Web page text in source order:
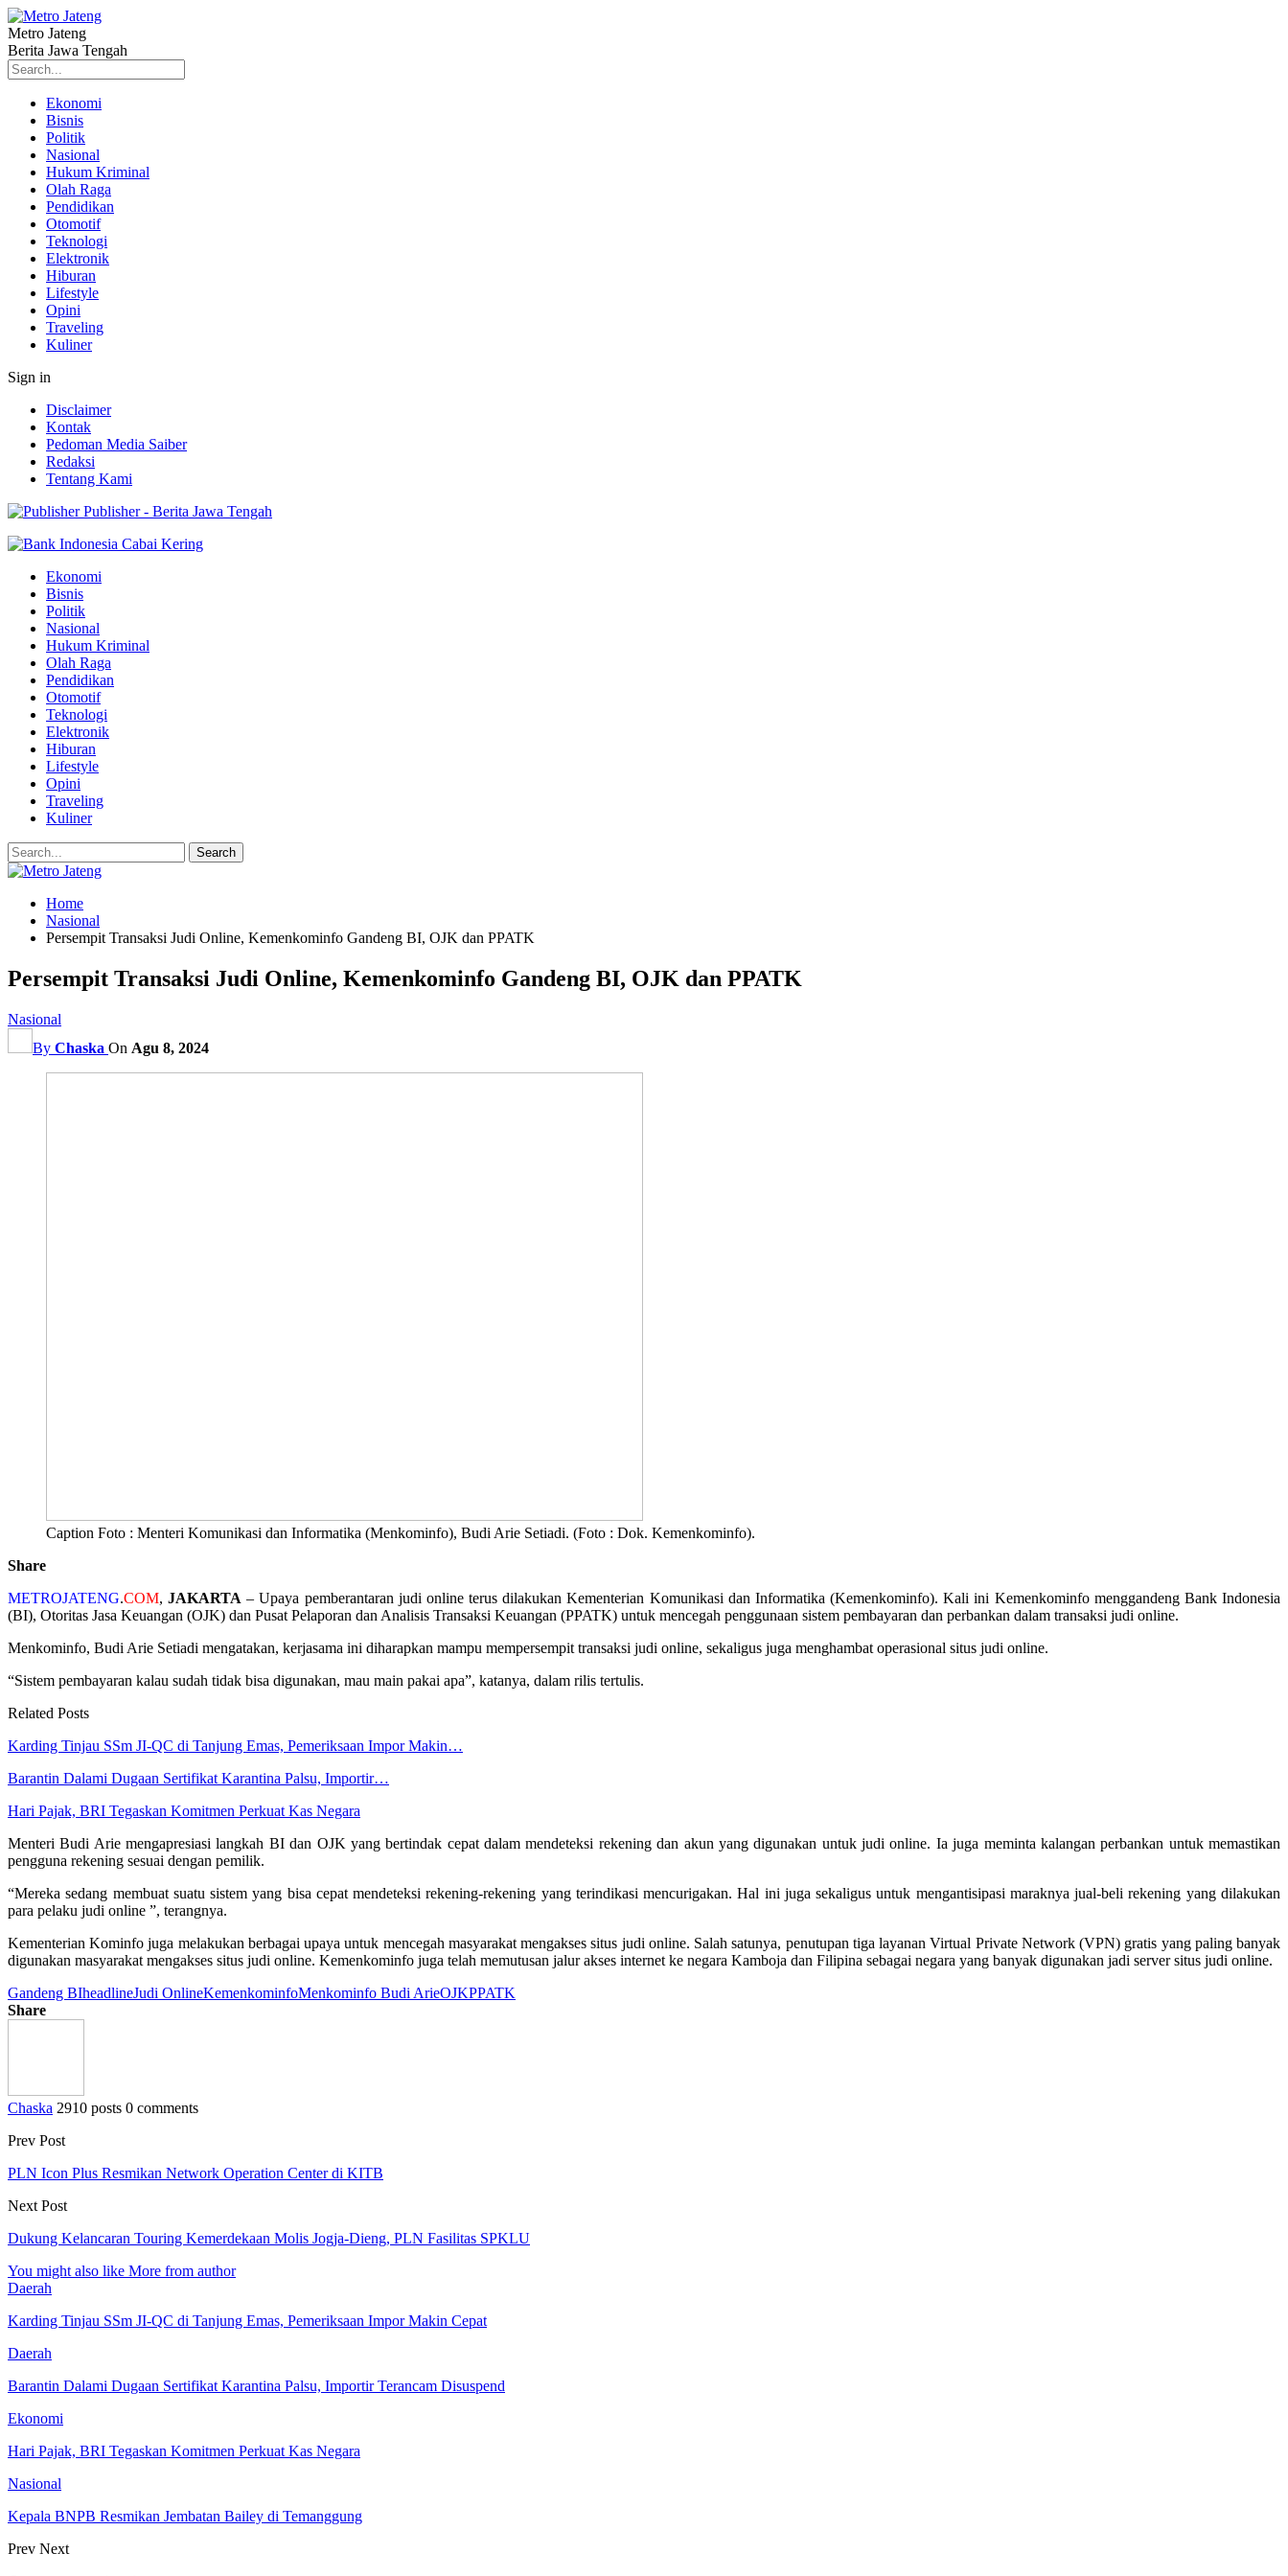
Metro Jateng
Berita Jawa Tengah
Ekonomi
Bisnis
Politik
Nasional
Hukum Kriminal
Olah Raga
Pendidikan
Otomotif
Teknologi
Elektronik
Hiburan
Lifestyle
Opini
Traveling
Kuliner
Sign in
Disclaimer
Kontak
Pedoman Media Saiber
Redaksi
Tentang Kami
Publisher - Berita Jawa Tengah
Ekonomi
Bisnis
Politik
Nasional
Hukum Kriminal
Olah Raga
Pendidikan
Otomotif
Teknologi
Elektronik
Hiburan
Lifestyle
Opini
Traveling
Kuliner
Home
Nasional
Persempit Transaksi Judi Online, Kemenkominfo Gandeng BI, OJK dan PPATK
Persempit Transaksi Judi Online, Kemenkominfo Gandeng BI, OJK dan PPATK
Nasional
By Chaska On Agu 8, 2024
Caption Foto : Menteri Komunikasi dan Informatika (Menkominfo), Budi Arie Setiadi. (Foto : Dok. Kemenkominfo).
Share
METROJATENG.COM,JAKARTA – Upaya pemberantaran judi online terus dilakukan Kementerian Komunikasi dan Informatika (Kemenkominfo). Kali ini Kemenkominfo menggandeng Bank Indonesia
(BI), Otoritas Jasa Keuangan (OJK) dan Pusat Pelaporan dan Analisis Transaksi Keuangan (PPATK) untuk mencegah penggunaan sistem pembayaran dan perbankan dalam transaksi judi online.
Menkominfo, Budi Arie Setiadi mengatakan, kerjasama ini diharapkan mampu mempersempit transaksi judi online, sekaligus juga menghambat operasional situs judi online.
“Sistem pembayaran kalau sudah tidak bisa digunakan, mau main pakai apa”, katanya, dalam rilis tertulis.
Related Posts
Karding Tinjau SSm JI-QC di Tanjung Emas, Pemeriksaan Impor Makin…
Barantin Dalami Dugaan Sertifikat Karantina Palsu, Importir…
Hari Pajak, BRI Tegaskan Komitmen Perkuat Kas Negara
Menteri Budi Arie mengapresiasi langkah BI dan OJK yang bertindak cepat dalam mendeteksi rekening dan akun yang digunakan untuk judi online. Ia juga meminta kalangan perbankan untuk memastikan
pengguna rekening sesuai dengan pemilik.
“Mereka sedang membuat suatu sistem yang bisa cepat mendeteksi rekening-rekening yang terindikasi mencurigakan. Hal ini juga sekaligus untuk mengantisipasi maraknya jual-beli rekening yang dilakukan
para pelaku judi online ”, terangnya.
Kementerian Kominfo juga melakukan berbagai upaya untuk mencegah masyarakat mengakses situs judi online. Salah satunya, penutupan tiga layanan Virtual Private Network (VPN) gratis yang paling banyak
digunakan masyarakat mengakses situs judi online. Kemenkominfo juga telah memutusan jalur akses internet ke negara Kamboja dan Filipina sebagai negara yang banyak digunakan jadi server situs judi online.
Gandeng BIheadlineJudi OnlineKemenkominfoMenkominfo Budi ArieOJKPPATK
Share
Chaska 2910 posts 0 comments
Prev Post
PLN Icon Plus Resmikan Network Operation Center di KITB
Next Post
Dukung Kelancaran Touring Kemerdekaan Molis Jogja-Dieng, PLN Fasilitas SPKLU
You might also like More from author
Daerah
Karding Tinjau SSm JI-QC di Tanjung Emas, Pemeriksaan Impor Makin Cepat
Daerah
Barantin Dalami Dugaan Sertifikat Karantina Palsu, Importir Terancam Disuspend
Ekonomi
Hari Pajak, BRI Tegaskan Komitmen Perkuat Kas Negara
Nasional
Kepala BNPB Resmikan Jembatan Bailey di Temanggung
Prev Next